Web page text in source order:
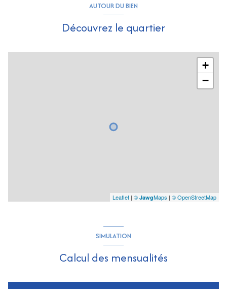
AUTOUR DU BIEN
Découvrez le quartier
+
−
Leaflet | © JawgMaps | © OpenStreetMap
SIMULATION
Calcul des mensualités